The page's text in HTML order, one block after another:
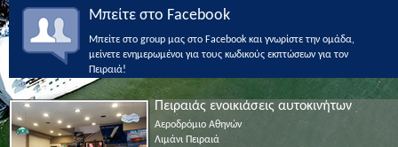
Μπείτε στο Facebook
Μπείτε στο group μας στο Facebook και γνωρίστε την ομάδα,
μείνετε ενημερωμένοι για τους κωδικούς εκπτώσεων για τον
Πειραιά!
Πειραιάς ενοικιάσεις αυτοκινήτων
Αεροδρόμιο Αθηνών
Λιμάνι Πειραιά